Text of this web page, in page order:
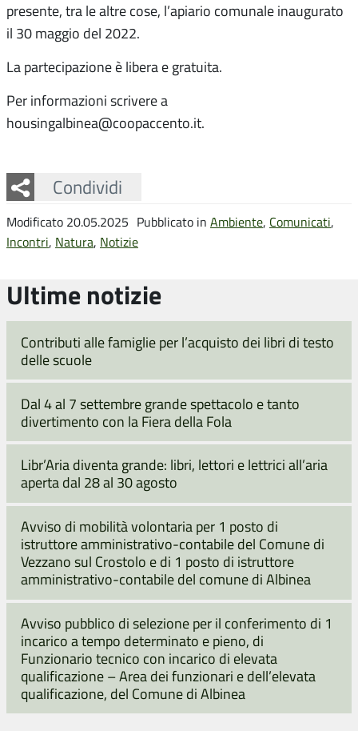
presente, tra le altre cose, l’apiario comunale inaugurato
il 30 maggio del 2022.
La partecipazione è libera e gratuita.
Per informazioni scrivere a
housingalbinea@coopaccento.it.
Condividi
Facebook
Twitter
Whatsapp
Modificato 20.05.2025 Pubblicato in Ambiente, Comunicati,
Incontri, Natura, Notizie
Ultime notizie
Contributi alle famiglie per l’acquisto dei libri di testo
delle scuole
Dal 4 al 7 settembre grande spettacolo e tanto
divertimento con la Fiera della Fola
Libr’Aria diventa grande: libri, lettori e lettrici all’aria
aperta dal 28 al 30 agosto
Avviso di mobilità volontaria per 1 posto di
istruttore amministrativo-contabile del Comune di
Vezzano sul Crostolo e di 1 posto di istruttore
amministrativo-contabile del comune di Albinea
Avviso pubblico di selezione per il conferimento di 1
incarico a tempo determinato e pieno, di
Funzionario tecnico con incarico di elevata
qualificazione – Area dei funzionari e dell’elevata
qualificazione, del Comune di Albinea